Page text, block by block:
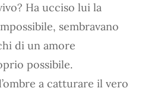
Ha ucciso lui la
sembravano
di un amore
possibile.
a catturare il vero